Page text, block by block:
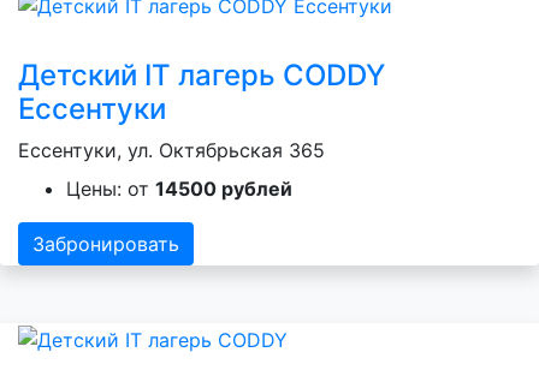
Детский IT лагерь CODDY
Ессентуки
Ессентуки, ул. Октябрьская 365
Цены: от 14500 рублей
Забронировать